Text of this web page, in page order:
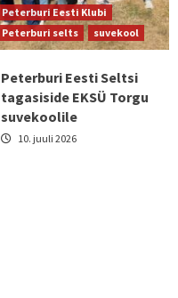
Peterburi Eesti Klubi
Peterburi selts
suvekool
Peterburi Eesti Seltsi
tagasiside EKSÜ Torgu
suvekoolile
10. juuli 2026